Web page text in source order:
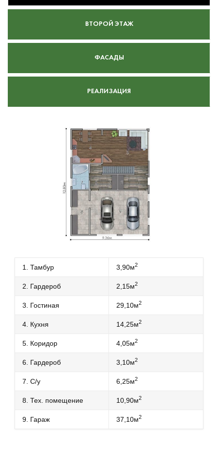
ВТОРОЙ ЭТАЖ
ФАСАДЫ
РЕАЛИЗАЦИЯ
1. Тамбур 3,90м2
2. Гардероб 2,15м2
3. Гостиная 29,10м2
4. Кухня 14,25м2
5. Коридор 4,05м2
6. Гардероб 3,10м2
7. С/у 6,25м2
8. Тех. помещение 10,90м2
9. Гараж 37,10м2